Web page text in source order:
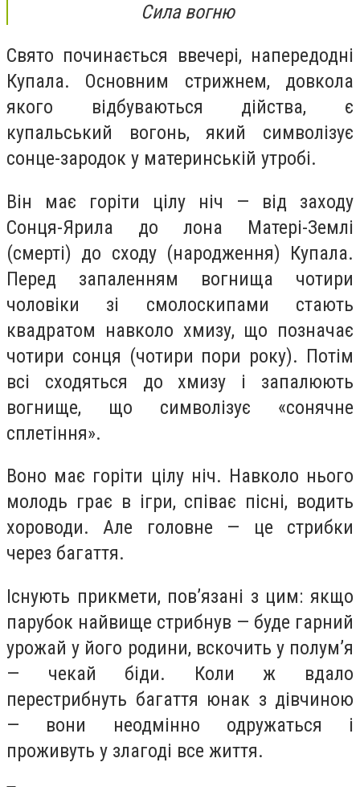
Сила вогню
Свято починається ввечері, напередодні
Купала. Основним стрижнем, довкола
якого відбуваються дійства, є
купальський вогонь, який символізує
сонце-зародок у материнській утробі.
Він має горіти цілу ніч — від заходу
Сонця-Ярила до лона Матері-Землі
(смерті) до сходу (народження) Купала.
Перед запаленням вогнища чотири
чоловіки зі смолоскипами стають
квадратом навколо хмизу, що позначає
чотири сонця (чотири пори року). Потім
всі сходяться до хмизу і запалюють
вогнище, що символізує «сонячне
сплетіння».
Воно має горіти цілу ніч. Навколо нього
молодь грає в ігри, співає пісні, водить
хороводи. Але головне — це стрибки
через багаття.
Існують прикмети, пов’язані з цим: якщо
парубок найвище стрибнув — буде гарний
урожай у його родини, вскочить у полум’я
— чекай біди. Коли ж вдало
перестрибнуть багаття юнак з дівчиною
— вони неодмінно одружаться і
проживуть у злагоді все життя.